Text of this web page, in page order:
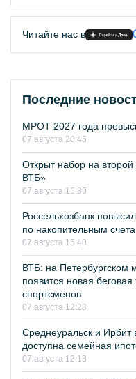
Читайте нас в
Последние
МРОТ 2027 года
07 августа 20:46
Открыт набор на
ВТБ»
07 августа 16:30
Россельхозбанк
по накопительным
07 августа 15:40
ВТБ: на Петербургском
появится новая
спортсменов
07 августа 12:28
Среднеуральск и Ирбит
доступна семейная
07 августа 12:13